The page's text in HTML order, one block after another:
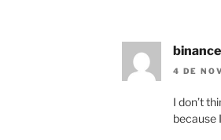
binance
4 DE
I don’t
because